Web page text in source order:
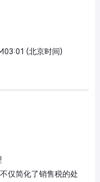
(北京时间)
仅简化了销售税的处